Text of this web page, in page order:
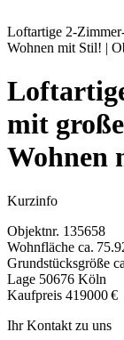
Loftartige 2-
Wohnen mit Stil! |
mit
Wohnen
Kurzinfo
Objektnr. 135658
Wohnfläche ca.
Grundstücksgröße
Lage 50676 Köln
Kaufpreis 419000 €
Ihr Kontakt zu uns